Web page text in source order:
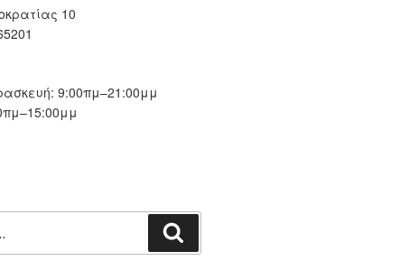
10
9:00πμ–21:00μμ